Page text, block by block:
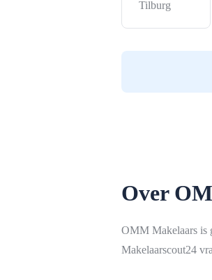
Over
OMM Makelaars is
Makelaarscout24